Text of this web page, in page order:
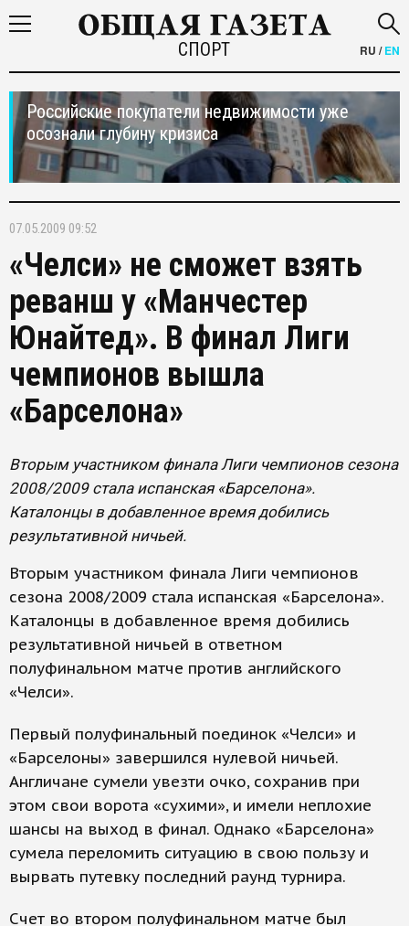
СПОРТ RU /EN
Российские покупатели недвижимости уже
осознали глубину кризиса
07.05.2009 09:52
«Челси» не сможет взять
реванш у «Манчестер
Юнайтед». В финал Лиги
чемпионов вышла
«Барселона»
Вторым участником финала Лиги чемпионов сезона
2008/2009 стала испанская «Барселона».
Каталонцы в добавленное время добились
результативной ничьей.
Вторым участником финала Лиги чемпионов
сезона 2008/2009 стала испанская «Барселона».
Каталонцы в добавленное время добились
результативной ничьей в ответном
полуфинальном матче против английского
«Челси».
Первый полуфинальный поединок «Челси» и
«Барселоны» завершился нулевой ничьей.
Англичане сумели увезти очко, сохранив при
этом свои ворота «сухими», и имели неплохие
шансы на выход в финал. Однако «Барселона»
сумела переломить ситуацию в свою пользу и
вырвать путевку последний раунд турнира.
Счет во втором полуфинальном матче был